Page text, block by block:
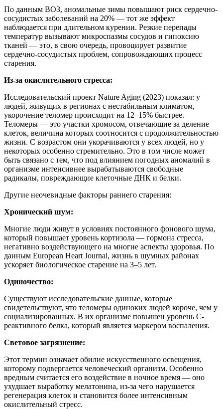
По данным ВОЗ, аномальные зимы повышают риск сердечно-
сосудистых заболеваний на 20% — тот же эффект
наблюдается при длительном курении. Резкие перепады
температур вызывают микроспазмы сосудов и гипоксию
тканей — это, в свою очередь, провоцирует развитие
сердечно-сосудистых проблем, сопровождающих процесс
старения.
Из-за окислительного стресса:
Исследовательский проект Nature Aging (2023) показал: у
людей, живущих в регионах с нестабильным климатом,
укорочение теломер происходит на 12–15% быстрее.
Теломеры — это участки хромосом, отвечающие за деление
клеток, величина которых соотносится с продолжительностью
жизни. С возрастом они укорачиваются у всех людей, но у
некоторых особенно стремительно. Это в том числе может
быть связано с тем, что под влиянием погодных аномалий в
организме интенсивнее вырабатываются свободные
радикалы, повреждающие клеточные ДНК и белки.
Другие неочевидные факторы раннего старения:
Хронический шум:
Многие люди живут в условиях постоянного фонового шума,
который повышает уровень кортизола — гормона стресса,
негативно воздействующего на многие аспекты здоровья. По
данным European Heart Journal, жизнь в шумных районах
ускоряет биологическое старение на 3–5 лет.
Одиночество:
Существуют исследовательские данные, которые
свидетельствуют, что теломеры одиноких людей короче, чем у
социализированных. В их организме повышен уровень С-
реактивного белка, который является маркером воспаления.
Световое загрязнение:
Этот термин означает обилие искусственного освещения,
которому подвергается человеческий организм. Особенно
вредным считается его воздействие в ночное время — оно
ухудшает выработку мелатонина, из-за чего нарушается
регенерация клеток и становится более интенсивным
окислительный стресс.